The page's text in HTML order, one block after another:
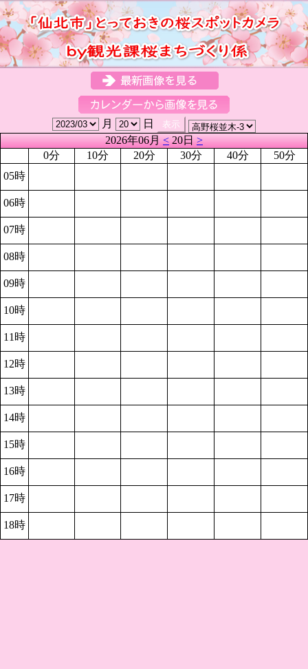
月
日
2026年06月<20日>
0分
10分 20分 30分 40分
50分
05時
06時
07時
08時
09時
10時
11時
12時
13時
14時
15時
16時
17時
18時